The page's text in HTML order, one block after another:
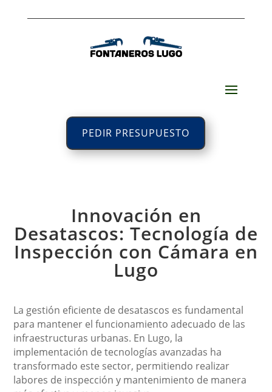
PEDIR PRESUPUESTO
Innovación en
Desatascos: Tecnología de
Inspección con Cámara en
Lugo
La gestión eficiente de desatascos es fundamental
para mantener el funcionamiento adecuado de las
infraestructuras urbanas. En Lugo, la
implementación de tecnologías avanzadas ha
transformado este sector, permitiendo realizar
labores de inspección y mantenimiento de manera